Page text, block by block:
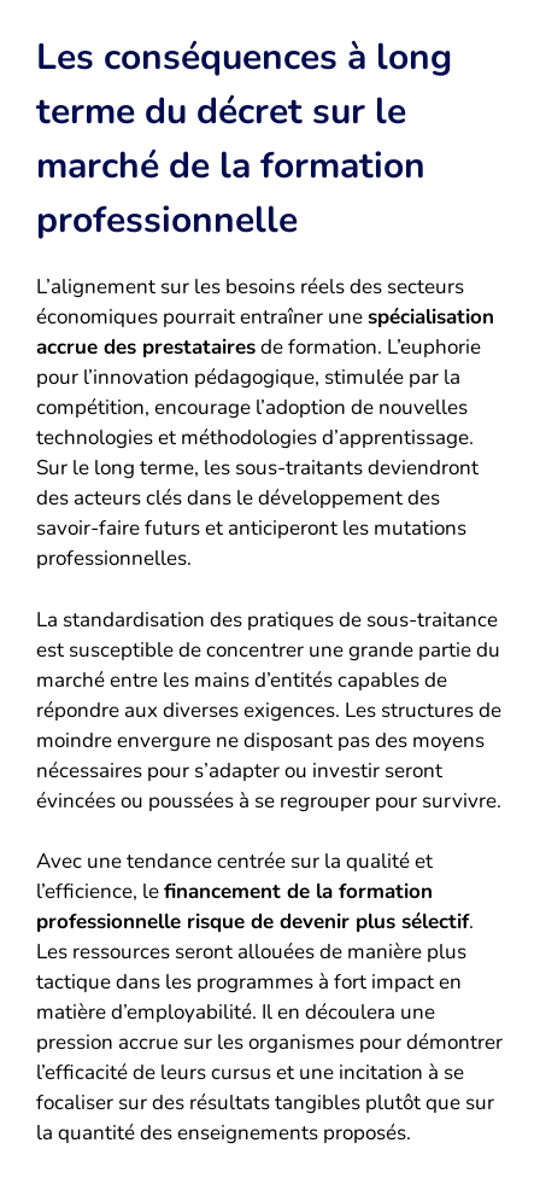
Les conséquences à long
terme du décret sur le
marché de la formation
professionnelle
L’alignement sur les besoins réels des secteurs
économiques pourrait entraîner unespécialisation
accrue des prestatairesde formation. L’euphorie
pour l’innovation pédagogique, stimulée par la
compétition, encourage l’adoption de nouvelles
technologies et méthodologies d’apprentissage.
Sur le long terme, les sous-traitants deviendront
des acteurs clés dans le développement des
savoir-faire futurs et anticiperont les mutations
professionnelles.
La standardisation des pratiques de sous-traitance
est susceptible de concentrer une grande partie du
marché entre les mains d’entités capables de
répondre aux diverses exigences. Les structures de
moindre envergure ne disposant pas des moyens
nécessaires pour s’adapter ou investir seront
évincées ou poussées à se regrouper pour survivre.
Avec une tendance centrée sur la qualité et
l’efficience, lefinancement de la formation
professionnelle risque de devenir plus sélectif.
Les ressources seront allouées de manière plus
tactique dans les programmes à fort impact en
matière d’employabilité. Il en découlera une
pression accrue sur les organismes pour démontrer
l’efficacité de leurs cursus et une incitation à se
focaliser sur des résultats tangibles plutôt que sur
la quantité des enseignements proposés.